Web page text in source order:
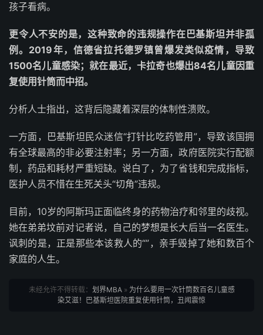
孩子看病。
更令人不安的是，这种致命的违规操作在巴基斯坦并非孤
例。2019年，信德省拉托德罗镇曾爆发类似疫情，导致
1500名儿童感染；就在最近，卡拉奇也爆出84名儿童因重
复使用针筒而中招。
分析人士指出，这背后隐藏着深层的体制性溃败。
一方面，巴基斯坦民众迷信“打针比吃药管用”，导致该国拥
有全球最高的非必要注射率；另一方面，政府医院实行配额
制，药品和耗材严重短缺。说白了，为了省钱和完成指标，
医护人员不惜在生死关头“切角”违规。
目前，10岁的阿斯玛正面临终身的药物治疗和邻里的歧视。
她在弟弟坟前对记者说，自己的梦想是长大后当一名医生。
讽刺的是，正是那些本该救人的“”，亲手毁掉了她和数百个
家庭的人生。
未经允许不得转载： 划界MBA» 为什么要用一次针筒数百名儿童感
染艾滋！巴基斯坦医院重复使用针筒，丑闻震惊